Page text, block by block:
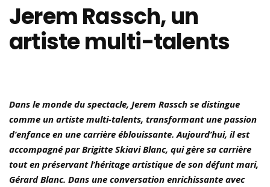
Jerem Rassch, un
artiste multi-talents
Dans le monde du spectacle, Jerem Rassch se distingue
comme un artiste multi-talents, transformant une passion
d’enfance en une carrière éblouissante. Aujourd’hui, il est
accompagné par Brigitte Skiavi Blanc, qui gère sa carrière
tout en préservant l’héritage artistique de son défunt mari,
Gérard Blanc. Dans une conversation enrichissante avec